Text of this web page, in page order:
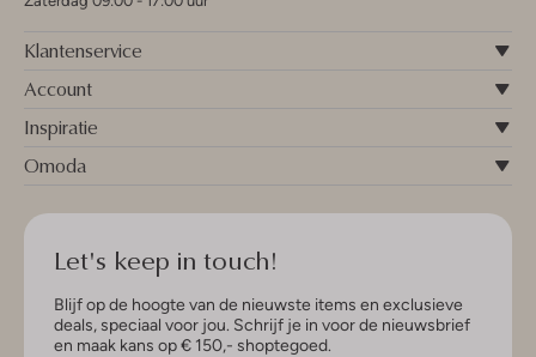
Klantenservice
Account
Inspiratie
Omoda
Let's keep in touch!
Blijf op de hoogte van de nieuwste items en exclusieve
deals, speciaal voor jou. Schrijf je in voor de nieuwsbrief
en maak kans op € 150,- shoptegoed.